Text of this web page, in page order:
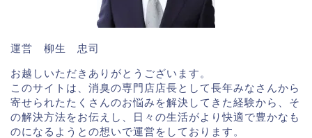
運営 柳生 忠司
お越しいただきありがとうございます。
このサイトは、消臭の専門店店長として長年みなさんから
寄せられたたくさんのお悩みを解決してきた経験から、そ
の解決方法をお伝えし、日々の生活がより快適で豊かなも
のになるようとの想いで運営をしております。